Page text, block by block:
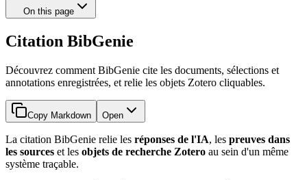
On this page
Citation BibGenie
Découvrez comment BibGenie cite les documents, sélections et
annotations enregistrées, et relie les objets Zotero cliquables.
Copy Markdown Open
La citation BibGenie relie les réponses de l'IA, les preuves dans
les sources et les objets de recherche Zotero au sein d'un même
système traçable.